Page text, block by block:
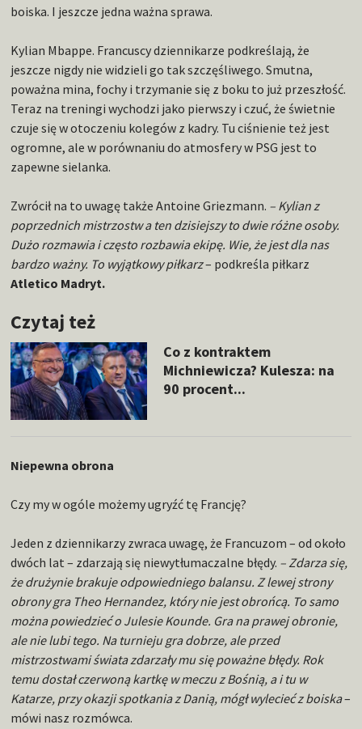
boiska. I jeszcze jedna ważna sprawa.
Kylian Mbappe. Francuscy dziennikarze podkreślają, że
jeszcze nigdy nie widzieli go tak szczęśliwego. Smutna,
poważna mina, fochy i trzymanie się z boku to już przeszłość.
Teraz na treningi wychodzi jako pierwszy i czuć, że świetnie
czuje się w otoczeniu kolegów z kadry. Tu ciśnienie też jest
ogromne, ale w porównaniu do atmosfery w PSG jest to
zapewne sielanka.
Zwrócił na to uwagę także Antoine Griezmann. – Kylian z
poprzednich mistrzostw a ten dzisiejszy to dwie różne osoby.
Dużo rozmawia i często rozbawia ekipę. Wie, że jest dla nas
bardzo ważny. To wyjątkowy piłkarz– podkreśla piłkarz
Atletico Madryt.
Czytaj też
Co z kontraktem
Michniewicza? Kulesza: na
90 procent...
Niepewna obrona
Czy my w ogóle możemy ugryźć tę Francję?
Jeden z dziennikarzy zwraca uwagę, że Francuzom – od około
dwóch lat – zdarzają się niewytłumaczalne błędy. – Zdarza się,
że drużynie brakuje odpowiedniego balansu. Z lewej strony
obrony gra Theo Hernandez, który nie jest obrońcą. To samo
można powiedzieć o Julesie Kounde. Gra na prawej obronie,
ale nie lubi tego. Na turnieju gra dobrze, ale przed
mistrzostwami świata zdarzały mu się poważne błędy. Rok
temu dostał czerwoną kartkę w meczu z Bośnią, a i tu w
Katarze, przy okazji spotkania z Danią, mógł wylecieć z boiska–
mówi nasz rozmówca.